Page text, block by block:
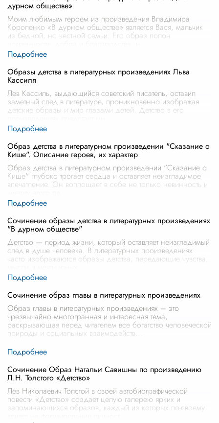
дурном обществе»
Моим любимым героем из произведения Владимира
Короленко «В дурном обществе» является Вася, мальчик
из бедной, но честной семьи. Его образ полон
Образы детства в литературных произведениях Льва
Кассиля
Лев Кассиль, выдающийся советский писатель, оставил
заметный след в литературе, проникновенно изображая
детские образы и мир глазами детей. Детство в его
Образ детства в литературном произведении "Сказание о
Кише". Описание героев, их характер
Образ детства в литературном произведении "Сказание о
Кише" глубоко трогает сердца и оставляет неизгладимое
впечатление. Он воплощает в себе не только невинность и
Сочинение образы детства в литературных произведениях
"В дурном обществе"
Детство — период жизни, который оставляет неизгладимый
след в душе человека. В литературных произведениях
часто изображаются образы детства, передающие чувства,
Сочинение образ главы в литературных произведениях
Образ главы в литературных произведениях – это
чрезвычайно многогранная и интересная тема,
раскрывающая перед читателем все богатство человеческой
природы и социальных взаимодейств
Сочинение Образ Натальи Савишны по произведению
Л.Н. Толстого «Детство»
Лев Николаевич Толстой в своей автобиографической
повести «Детство» создает целую галерею ярких и
запоминающихся образов, каждый из которых по-своему